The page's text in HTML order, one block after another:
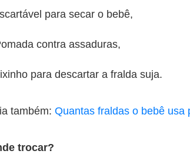
para secar o bebê,
contra assaduras,
para descartar a fralda suja.
também: Quantas fraldas o bebê usa
trocar?